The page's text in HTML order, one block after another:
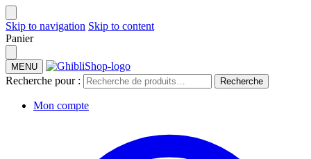
Skip to navigation Skip to content
Panier
MENU
Recherche pour : Recherche
Mon compte